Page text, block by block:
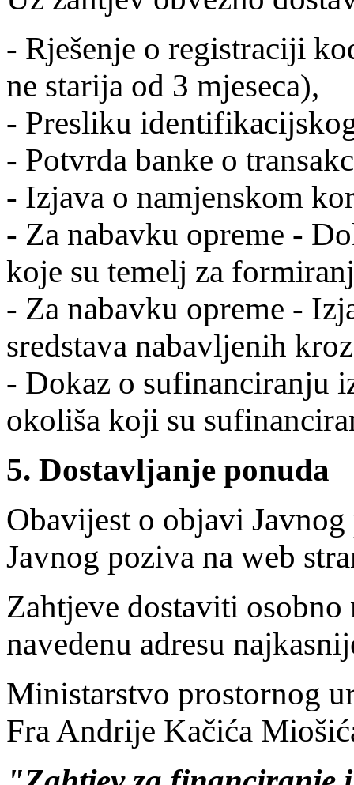
- Rješenje o registraciji
ne starija od 3 mjeseca),
- Presliku
- Potvrda banke o
- Izjava o namjenskom
- Za nabavku opreme -
koje su temelj za
- Za nabavku opreme -
sredstava nabavljenih
- Dokaz o sufinanciranju
okoliša koji su
5. Dostavljanje ponuda
Obavijest o objavi
Javnog poziva na web
Zahtjeve dostaviti
navedenu adresu
Ministarstvo prostornog
Fra Andrije Kačića